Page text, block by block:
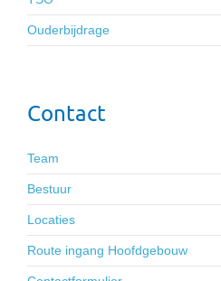
Ouderbijdrage
Contact
Team
Bestuur
Locaties
Route ingang Hoofdgebouw